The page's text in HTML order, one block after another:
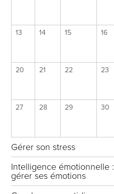
13 14 15 16
20 21 22 23
27 28 29 30
Gérer son stress
Intelligence émotionnelle :
gérer ses émotions